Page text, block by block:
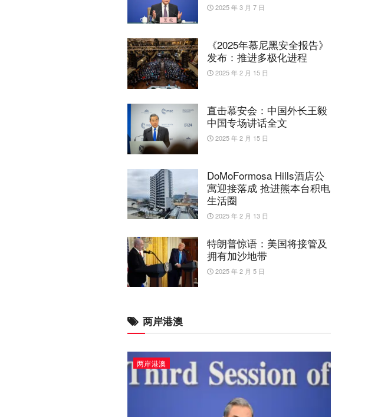
2025 年 3 月 7 日
《2025年慕尼黑安全报告》
发布：推进多极化进程
2025 年 2 月 15 日
直击慕安会：中国外长王毅
中国专场讲话全文
2025 年 2 月 15 日
DoMoFormosa Hills酒店公
寓迎接落成 抢进熊本台积电
生活圈
2025 年 2 月 13 日
特朗普惊语：美国将接管及
拥有加沙地带
2025 年 2 月 5 日
两岸港澳
两岸港澳